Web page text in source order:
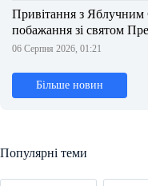
Привітання з Яблучним
побажання зі святом
06 Серпня 2026, 01:21
Більше новин
Популярні теми